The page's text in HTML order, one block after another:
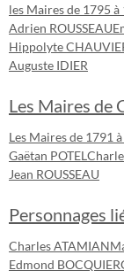
les Maires de 1795 à
Adrien ROUSSEAU
Hippolyte
Auguste IDIER
Les Maires de
Les Maires de 1791
Gaëtan POTEL
Jean ROUSSEAU
Personnages
Charles ATAMIAN
Edmond BOCQUIER